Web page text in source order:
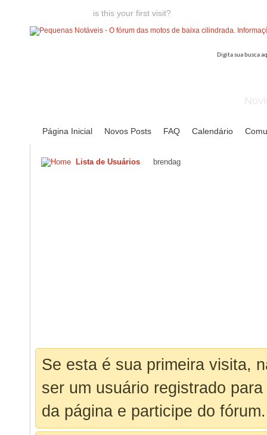
is this your first visit?
Página Inicial Novos Posts FAQ Calendário
Lista de Usuários brendag
Se esta é sua primeira visita,
ser um usuário registrado
da página e participe do fórum.